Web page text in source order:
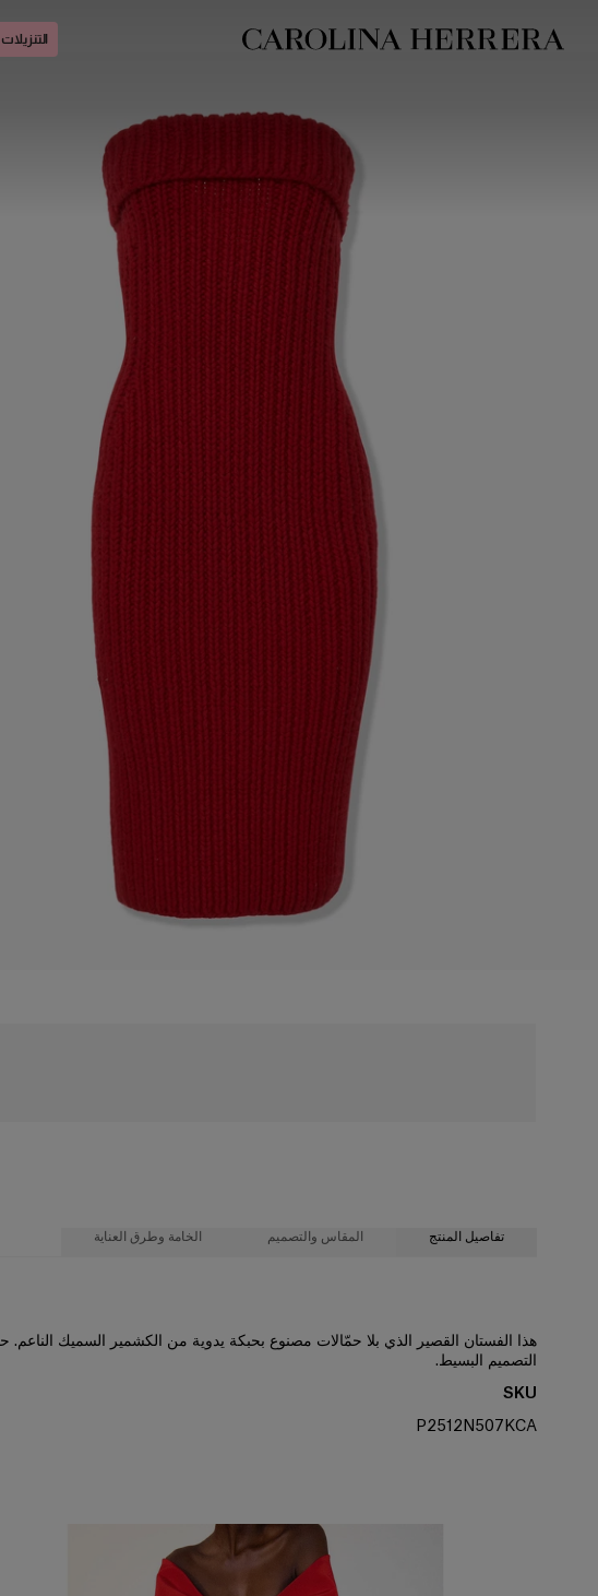
بيان إمكانية الوصول (الرابط)
التنزيلات
تفاصيل المنتج المقاس والتصميم الخامة وطرق العناية
هذا الفستان القصير الذي بلا حمّالات مصنوع بحبكة يدوية من الكشمير السميك
التصميم البسيط.
SKU
P2512N507KCA
تصميم قصير مجسّم
حبكة كشمير بوزن متوسط